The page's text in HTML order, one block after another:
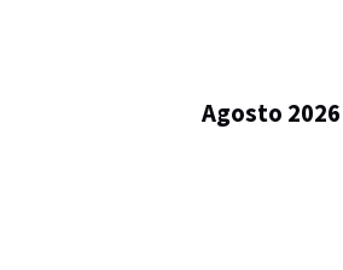
Agosto 2026